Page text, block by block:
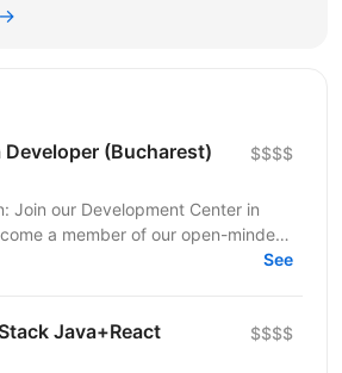
Developer (Bucharest) $$$$
Join our Development Center in
a member of our open-minded,
team. In this role you... See
Java+React
$$$$